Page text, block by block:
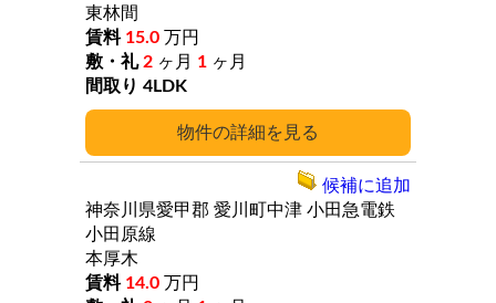
詳細
東林間
15.0 万円
2 ヶ月 1 ヶ月
4LDK
神奈川県愛甲郡 愛川町中津 小田急電鉄
小田原線
本厚木
14.0 万円
候補に追加